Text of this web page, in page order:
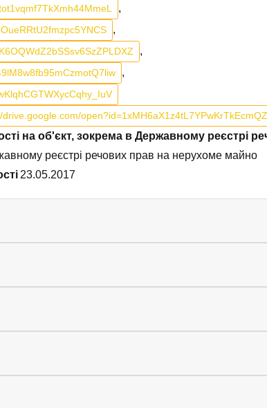
,
,
,
,
drive.google.com/
на об'єкт, зокрема в Державному реєстрі
реєстрі речових прав на нерухоме майно
23.05.2017